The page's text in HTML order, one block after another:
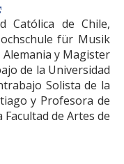
Católica de Chile,
für Musik
y Magister
de la Universidad
Solista de la
y Profesora de
de Artes de